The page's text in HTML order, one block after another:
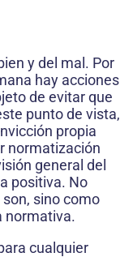
y del mal. Por
hay acciones
de evitar que
punto de vista,
propia
normatización
general del
positiva. No
sino como
normativa.
cualquier